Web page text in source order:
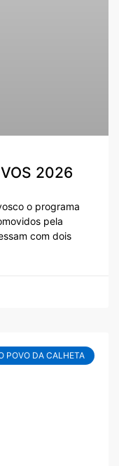
2026
o programa
pela
com dois
POVO DA CALHETA